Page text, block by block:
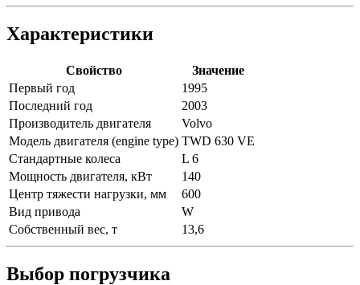
Характеристики
Свойство
Значение
Первый год
1995
Последний год
2003
Производитель двигателя
Volvo
Модель двигателя (engine type) TWD 630 VE
Стандартные колеса
L 6
Мощность двигателя, кВт
140
Центр тяжести нагрузки, мм
600
Вид привода
W
Собственный вес, т
13,6
Выбор погрузчика